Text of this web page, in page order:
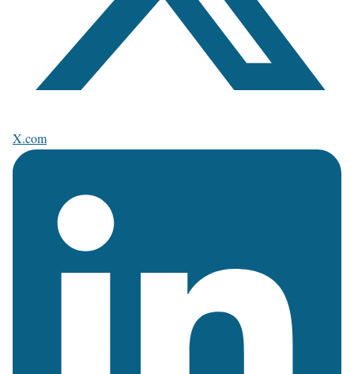
X.com